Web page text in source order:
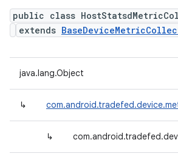
public class
extends
java.lang.Object
↳
↳